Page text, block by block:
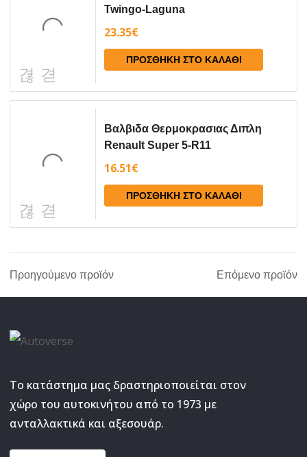
Twingo-Laguna
23.35€
ΠΡΟΣΘΉΚΗ ΣΤΟ ΚΑΛΆΘΙ
Βαλβιδα Θερμοκρασιας Διπλη
Renault Super 5-R11
16.51€
ΠΡΟΣΘΉΚΗ ΣΤΟ ΚΑΛΆΘΙ
Προηγούμενο προϊόν Επόμενο προϊόν
Το κατάστημα μας δραστηριοποιείται στον
χώρο του αυτοκινήτου από το 1973 με
ανταλλακτικά και αξεσουάρ.